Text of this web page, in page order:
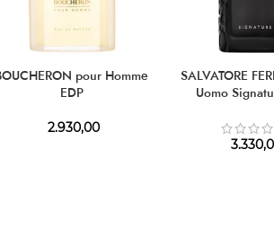
pour Homme
EDP
2.930,00
SALVATORE
Uomo